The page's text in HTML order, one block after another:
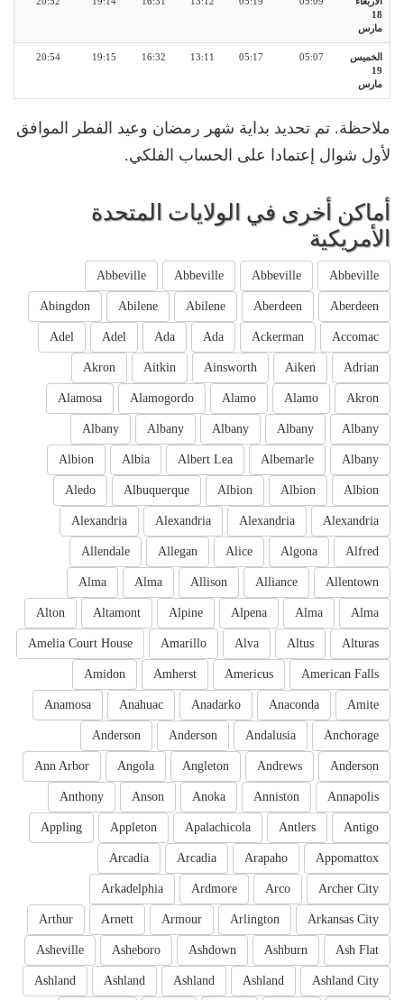
18
مارس
الخميس
19
مارس
05:07
05:17
13:11
16:32
19:15
20:54
ملاحظة. تم تحديد بداية شهر رمضان وعيد الفطر الموافق
لأول شوال إعتمادا على الحساب الفلكي.
أماكن أخرى في الولايات المتحدة
الأمريكية
Abbeville
Abbeville
Abbeville
Abbeville
Aberdeen
Aberdeen
Abilene
Abilene
Abingdon
Accomac
Ackerman
Ada
Ada
Adel
Adel
Adrian
Aiken
Ainsworth
Aitkin
Akron
Akron
Alamo
Alamo
Alamogordo
Alamosa
Albany
Albany
Albany
Albany
Albany
Albany
Albemarle
Albert Lea
Albia
Albion
Albion
Albion
Albion
Albuquerque
Aledo
Alexandria
Alexandria
Alexandria
Alexandria
Alfred
Algona
Alice
Allegan
Allendale
Allentown
Alliance
Allison
Alma
Alma
Alma
Alma
Alpena
Alpine
Altamont
Alton
Alturas
Altus
Alva
Amarillo
Amelia Court House
American Falls
Americus
Amherst
Amidon
Amite
Anaconda
Anadarko
Anahuac
Anamosa
Anchorage
Andalusia
Anderson
Anderson
Anderson
Andrews
Angleton
Angola
Ann Arbor
Annapolis
Anniston
Anoka
Anson
Anthony
Antigo
Antlers
Apalachicola
Appleton
Appling
Appomattox
Arapaho
Arcadia
Arcadia
Archer City
Arco
Ardmore
Arkadelphia
Arkansas City
Arlington
Armour
Arnett
Arthur
Ash Flat
Ashburn
Ashdown
Asheboro
Asheville
Ashland City
Ashland
Ashland
Ashland
Ashland